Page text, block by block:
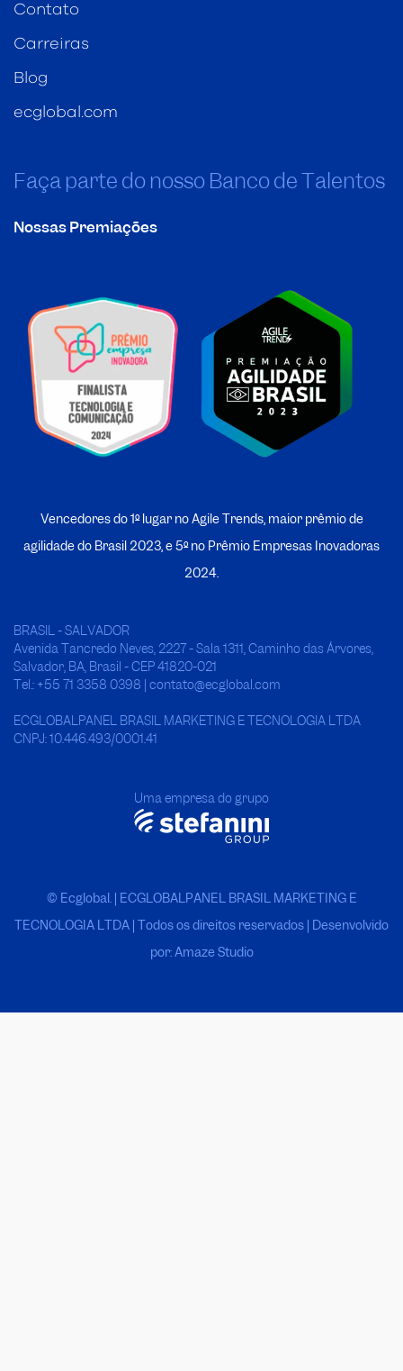
Contato
Carreiras
Blog
ecglobal.com
Faça parte do nosso Banco de Talentos
Nossas Premiações
Vencedores do 1º lugar no Agile Trends, maior prêmio de
agilidade do Brasil 2023, e 5º no Prêmio Empresas Inovadoras
2024.
BRASIL - SALVADOR
Avenida Tancredo Neves, 2227 - Sala 1311, Caminho das Árvores,
Salvador, BA, Brasil - CEP 41820-021
Tel.: +55 71 3358 0398 | contato@ecglobal.com
ECGLOBALPANEL BRASIL MARKETING E TECNOLOGIA LTDA
CNPJ: 10.446.493/0001.41
Uma empresa do grupo
© Ecglobal. | ECGLOBALPANEL BRASIL MARKETING E
TECNOLOGIA LTDA | Todos os direitos reservados | Desenvolvido
por: Amaze Studio